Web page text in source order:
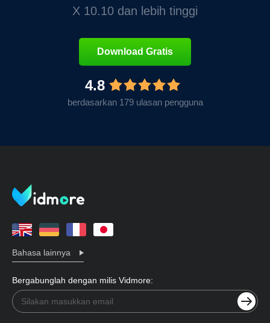
X 10.10 dan lebih tinggi
Download Gratis
4.8
berdasarkan 179 ulasan pengguna
Bahasa lainnya
Bergabunglah dengan milis Vidmore: